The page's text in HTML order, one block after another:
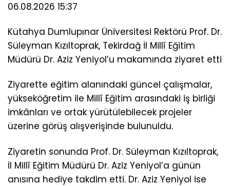
06.08.2026 15:37
Kütahya Dumlupınar Üniversitesi Rektörü Prof. Dr.
Süleyman Kızıltoprak, Tekirdağ İl Millî Eğitim
Müdürü Dr. Aziz Yeniyol’u makamında ziyaret etti
Ziyarette eğitim alanındaki güncel çalışmalar,
yükseköğretim ile Millî Eğitim arasındaki iş birliği
imkânları ve ortak yürütülebilecek projeler
üzerine görüş alışverişinde bulunuldu.
Ziyaretin sonunda Prof. Dr. Süleyman Kızıltoprak,
İl Millî Eğitim Müdürü Dr. Aziz Yeniyol’a günün
anısına hediye takdim etti. Dr. Aziz Yeniyol ise